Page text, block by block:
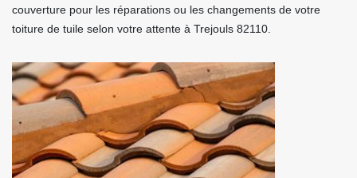
couverture pour les réparations ou les changements de votre
toiture de tuile selon votre attente à Trejouls 82110.